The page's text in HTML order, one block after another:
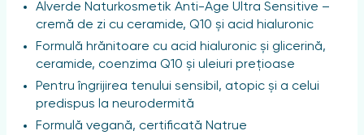
Alverde Naturkosmetik Anti-Age Ultra Sensitive –
cremă de zi cu ceramide, Q10 și acid hialuronic
Formulă hrănitoare cu acid hialuronic și glicerină,
ceramide, coenzima Q10 și uleiuri prețioase
Pentru îngrijirea tenului sensibil, atopic și a celui
predispus la neurodermită
Formulă vegană, certificată Natrue